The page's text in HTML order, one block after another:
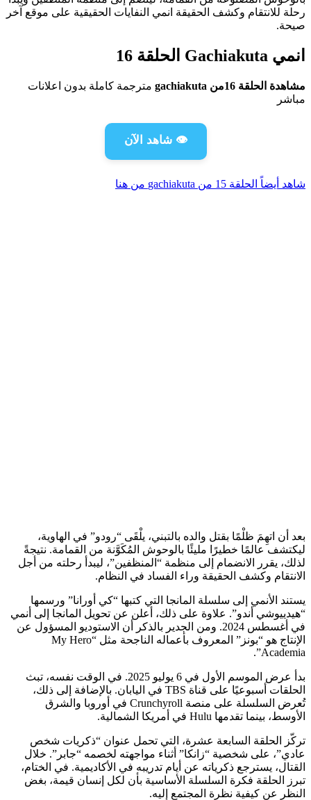
رحلة للانتقام وكشف الحقيقة انمي النفايات الحقيقية على موقع آخر
صيحة.
انمي Gachiakuta الحلقة 16
مشاهدة الحلقة 16من gachiakuta
مترجمة كاملة بدون اعلانات
مباشر
👁️ شاهد الآن
شاهد أيضاً الحلقة 15 من gachiakuta من هنا
بعد أن اتهِمَ ظلْمًا بقتل والده بالتبني، يلْقَى “رودو” في الهاوية،
ليكتشف عالمًا خطيرًا مليئًا بالوحوش المُكَوَّنة من القمامة. نتيجةً
لذلك، يقرر الانضمام إلى منظمة “المنظفين”، ليبدأ رحلته من أجل
الانتقام وكشف الحقيقة وراء الفساد في النظام.
يستند الأنمي إلى سلسلة المانجا التي كتبها “كي أورانا” ورسمها
“هيدييوشي أندو”. علاوة على ذلك، أعلن عن تحويل المانجا إلى أنمي
في أغسطس 2024. ومن الجدير بالذكر أن الاستوديو المسؤول عن
الإنتاج هو “بونز” المعروف بأعماله الناجحة مثل “My Hero
Academia”.
بدأ عرض الموسم الأول في 6 يوليو 2025. في الوقت نفسه، تبث
الحلقات أسبوعيًا على قناة TBS في اليابان. بالإضافة إلى ذلك،
تُعرض السلسلة على منصة Crunchyroll في أوروبا والشرق
الأوسط، بينما تقدمها Hulu في أمريكا الشمالية.
تركّز الحلقة السابعة عشرة، التي تحمل عنوان “ذكريات شخص
عادي”، على شخصية “زانكا” أثناء مواجهته لخصمه “جابر”. خلال
القتال، يسترجع ذكرياته عن أيام تدريبه في الأكاديمية. في الختام،
تبرز الحلقة فكرة السلسلة الأساسية بأن لكل إنسان قيمة، بغض
النظر عن كيفية نظرة المجتمع إليه.